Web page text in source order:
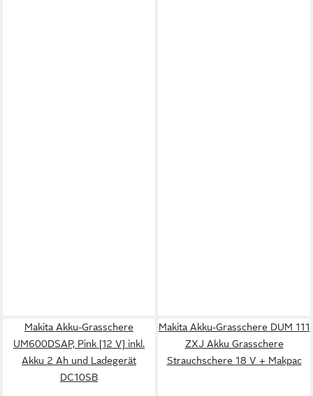
Makita Akku-Grasschere
UM600DSAP, Pink [12 V] inkl.
Akku 2 Ah und Ladegerät
DC10SB
Makita Akku-Grasschere DUM 111
ZXJ Akku Grasschere
Strauchschere 18 V + Makpac